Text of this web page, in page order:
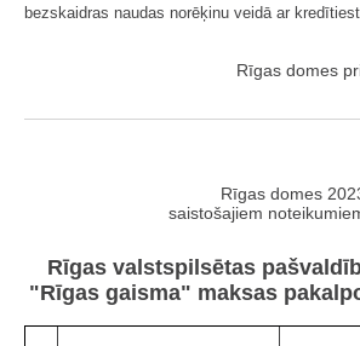
bezskaidras naudas norēķinu veidā ar
Rīgas domes
Rīgas domes
saistošajiem
Rīgas valstspilsētas
"Rīgas gaisma" maksas